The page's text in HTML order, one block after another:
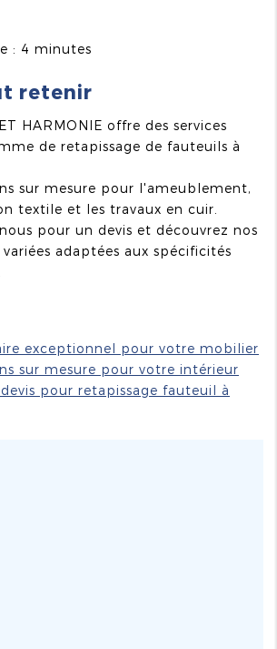
: 4 minutes
retenir
HARMONIE offre des services
de retapissage de fauteuils à
sur mesure pour l'ameublement,
textile et les travaux en cuir.
pour un devis et découvrez nos
adaptées aux spécificités
exceptionnel pour votre mobilier
sur mesure pour votre intérieur
pour retapissage fauteuil à